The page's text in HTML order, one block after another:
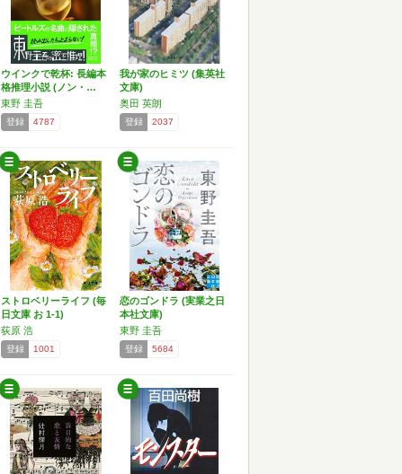
ウインクで乾杯: 長編本
格推理小説 (ノン・…
東野 圭吾
登録 4787
我が家のヒミツ (集英社
文庫)
奥田 英朗
登録 2037
ストロベリーライフ (毎
日文庫 お 1-1)
荻原 浩
登録 1001
恋のゴンドラ (実業之日
本社文庫)
東野 圭吾
登録 5684